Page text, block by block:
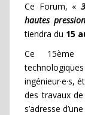
Ce Forum, «
hautes
tiendra du 15
Ce 15ème
technologiques
ingénieur·e·s,
des travaux
s’adresse